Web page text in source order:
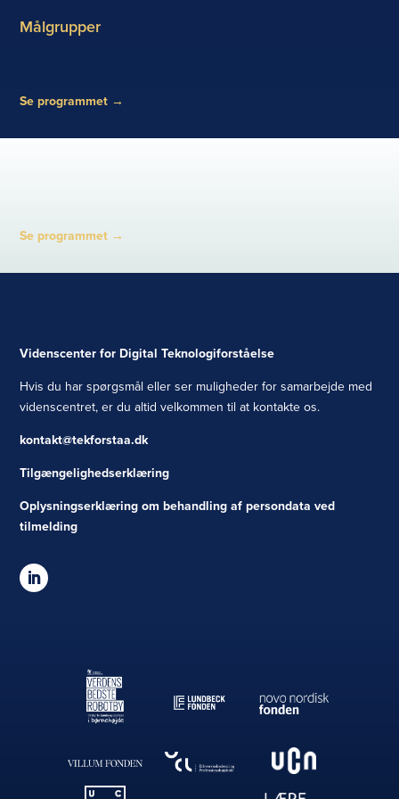
Målgrupper
Se programmet →
Se programmet →
Videnscenter for Digital Teknologiforståelse
Hvis du har spørgsmål eller ser muligheder for samarbejde med
videnscentret, er du altid velkommen til at kontakte os.
kontakt@tekforstaa.dk
Tilgængelighedserklæring
Oplysningserklæring om behandling af persondata ved
tilmelding